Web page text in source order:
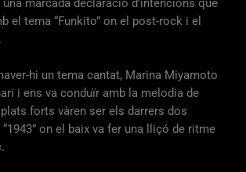
una marcada declaració d’intencions que
el tema “Funkito” on el post-rock i el
hi un tema cantat, Marina Miyamoto
i ens va conduïr amb la melodia de
plats forts vàren ser els darrers dos
“1943” on el baix va fer una lliçó de ritme